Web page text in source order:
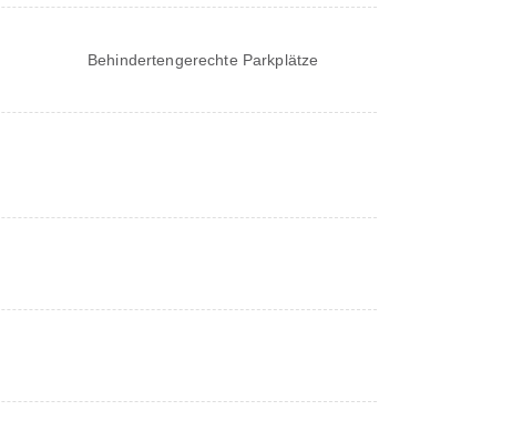
Behindertengerechte Parkplätze